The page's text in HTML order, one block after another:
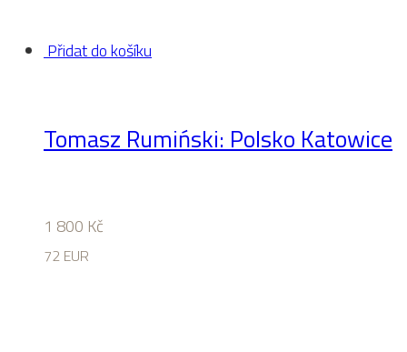
Přidat do košíku
Tomasz Rumiński: Polsko Katowice
1 800 Kč
72 EUR